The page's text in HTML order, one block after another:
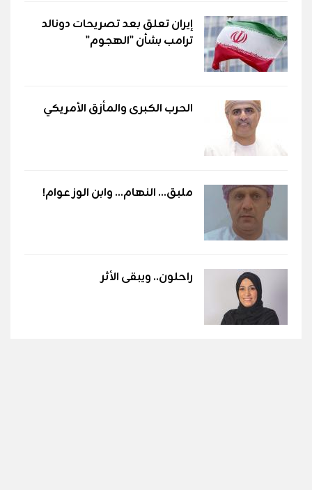
إيران تعلق بعد تصريحات دونالد
ترامب بشأن "الهجوم"
الحرب الكبرى والمأزق الأمريكي
ملبق... النهام... وابن الوز عوام!
راحلون.. ويبقى الأثر